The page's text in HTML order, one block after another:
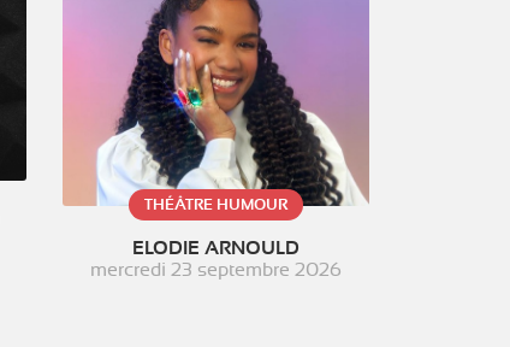
THÉÂTRE HUMOUR
ELODIE ARNOULD
mercredi 23 septembre 2026